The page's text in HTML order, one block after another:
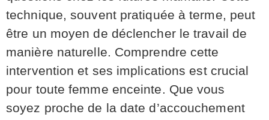
technique, souvent pratiquée à terme, peut
être un moyen de déclencher le travail de
manière naturelle. Comprendre cette
intervention et ses implications est crucial
pour toute femme enceinte. Que vous
soyez proche de la date d’accouchement